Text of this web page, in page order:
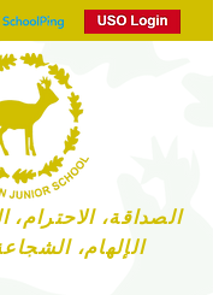
الصداقة، الاحترام،
الإلهام،